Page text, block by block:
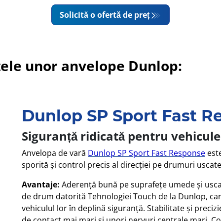
Solicită o ofertă de preț
unor anvelope Dunlop:
Dunlop SP Sport Fast
Siguranță ridicată pentru
Anvelopa de vară Dunlop SP Sport Fast Response
sporită și control precis al direcției pe drumuri
Avantaje: Aderență bună pe suprafețe umede și
de drum datorită Tehnologiei Touch de la Dunlop,
vehiculul lor în deplină siguranță. Stabilitate și